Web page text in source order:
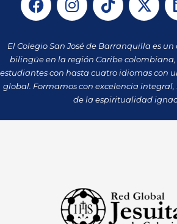
a
e
b
o
o
n
t
a
g
r
a
m
i
t
o
k
-
w
i
t
t
e
r
El Colegio San José de Barranquilla es
bilingüe en la región Caribe
estudiantes con hasta cuatro idiomas con
global. Formamos con excelencia integral,
de la espiritualidad